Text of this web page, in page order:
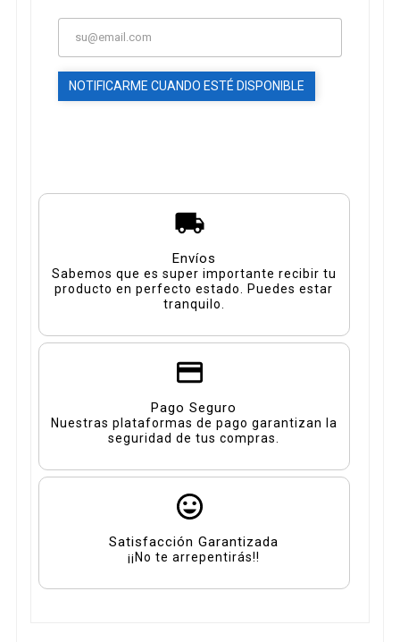
NOTIFICARME CUANDO ESTÉ DISPONIBLE
Envíos
Sabemos que es super importante recibir tu
producto en perfecto estado. Puedes estar
tranquilo.
Pago Seguro
Nuestras plataformas de pago garantizan la
seguridad de tus compras.
Satisfacción Garantizada
¡¡No te arrepentirás!!